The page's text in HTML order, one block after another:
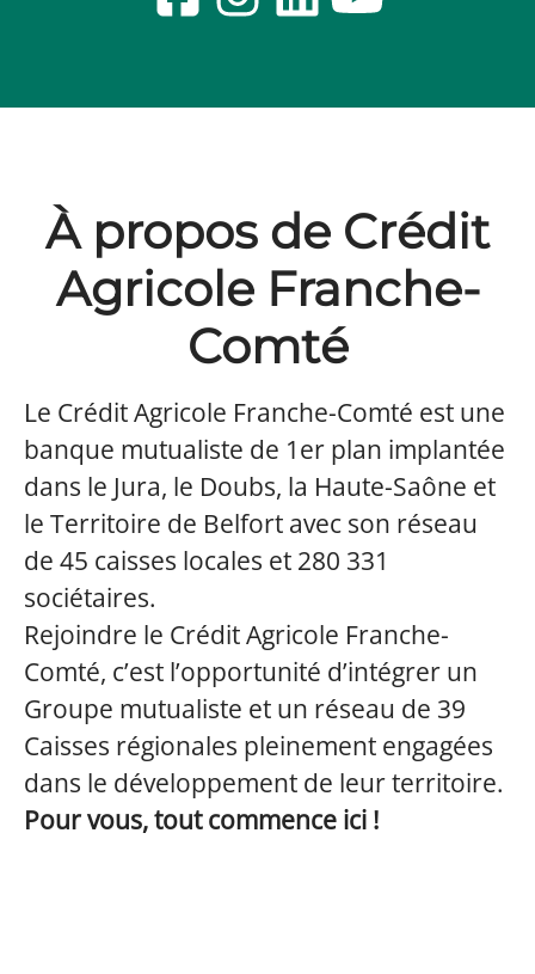
À propos de Crédit
Agricole Franche-
Comté
Le Crédit Agricole Franche-Comté est une
banque mutualiste de 1er plan implantée
dans le Jura, le Doubs, la Haute-Saône et
le Territoire de Belfort avec son réseau
de 45 caisses locales et 280 331
sociétaires.
Rejoindre le Crédit Agricole Franche-
Comté, c’est l’opportunité d’intégrer un
Groupe mutualiste et un réseau de 39
Caisses régionales pleinement engagées
dans le développement de leur territoire.
Pour vous, tout commence ici !